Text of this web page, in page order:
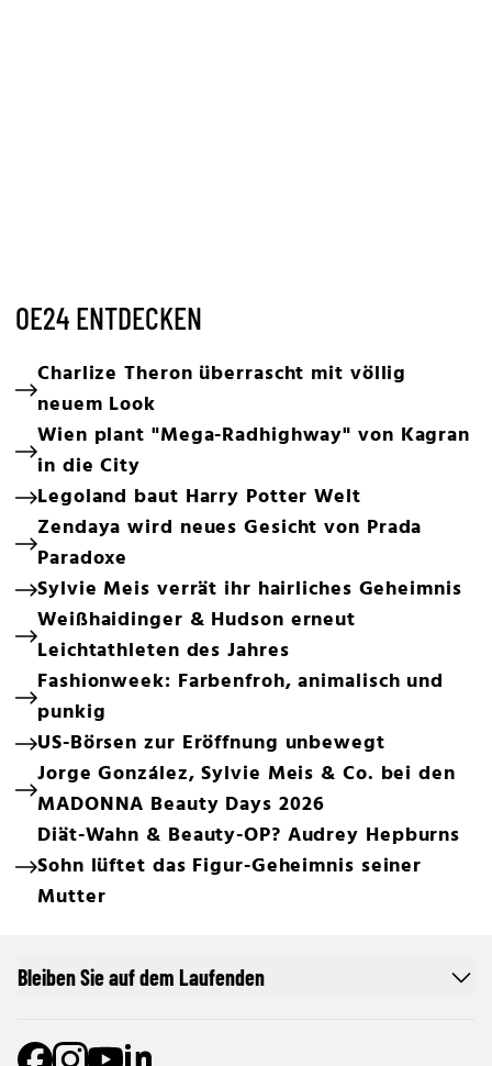
OE24 ENTDECKEN
Charlize Theron überrascht mit völlig
neuem Look
Wien plant "Mega-Radhighway" von Kagran
in die City
Legoland baut Harry Potter Welt
Zendaya wird neues Gesicht von Prada
Paradoxe
Sylvie Meis verrät ihr hairliches Geheimnis
Weißhaidinger & Hudson erneut
Leichtathleten des Jahres
Fashionweek: Farbenfroh, animalisch und
punkig
US-Börsen zur Eröffnung unbewegt
Jorge González, Sylvie Meis & Co. bei den
MADONNA Beauty Days 2026
Diät-Wahn & Beauty-OP? Audrey Hepburns
Sohn lüftet das Figur-Geheimnis seiner
Mutter
Bleiben Sie auf dem Laufenden